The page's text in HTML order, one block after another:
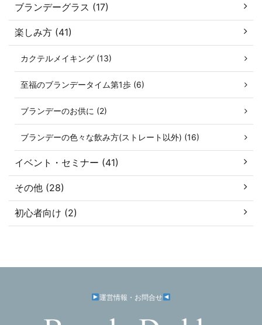
ブランデーグラス (17)
楽しみ方 (41)
カクテルメイキング (13)
至福のブランデータイム第1歩 (6)
ブランデーのお供に (2)
ブランデーの色々な飲み方(ストレート以外) (16)
イベント・セミナー (41)
その他 (28)
初心者向け (2)
運営情報・お問合せ